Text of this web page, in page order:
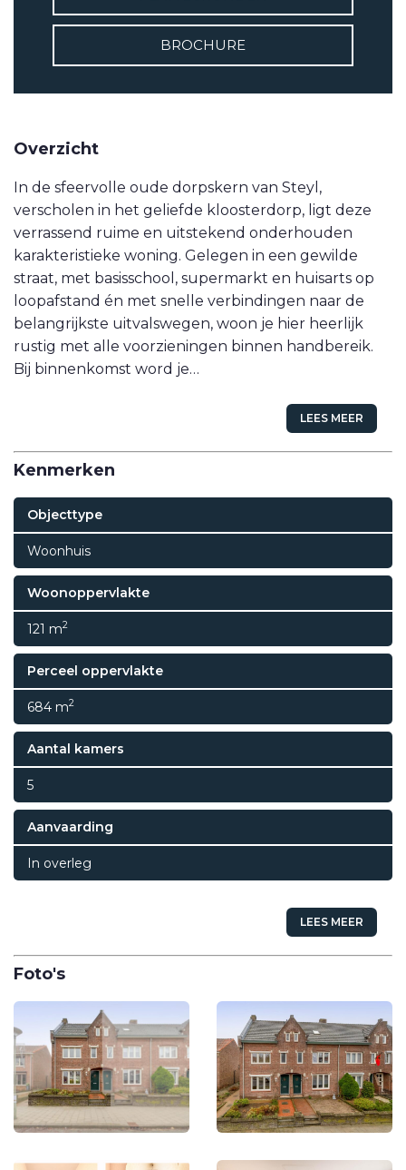
BROCHURE
Overzicht
In de sfeervolle oude dorpskern van Steyl,
verscholen in het geliefde kloosterdorp, ligt deze
verrassend ruime en uitstekend onderhouden
karakteristieke woning. Gelegen in een gewilde
straat, met basisschool, supermarkt en huisarts op
loopafstand én met snelle verbindingen naar de
belangrijkste uitvalswegen, woon je hier heerlijk
rustig met alle voorzieningen binnen handbereik.
Bij binnenkomst word je…
LEES MEER
Kenmerken
Objecttype
Woonhuis
Woonoppervlakte
121 m2
Perceel oppervlakte
684 m2
Aantal kamers
5
Aanvaarding
In overleg
LEES MEER
Foto's